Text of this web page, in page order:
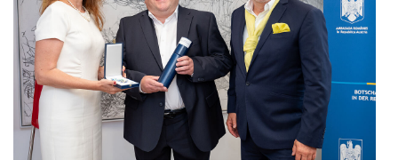
Security KAG
smart
Smile Österreich
Strategie Austria